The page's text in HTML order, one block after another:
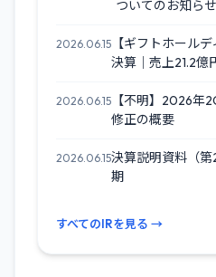
ついてのお知らせ
2026.06.15 【ギフトホール
決算｜売上21.2億
2026.06.15 【不明】2026年
修正の概要
2026.06.15決算説明資料（
期
すべてのIRを見る →